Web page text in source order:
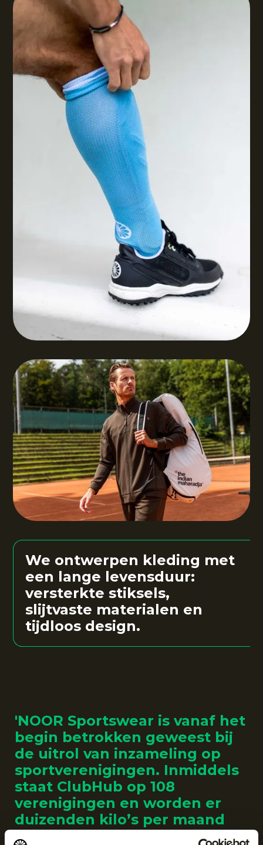
We ontwerpen kleding met
een lange levensduur:
versterkte stiksels,
slijtvaste materialen en
tijdloos design.
'NOOR Sportswear is vanaf het
begin betrokken geweest bij
de uitrol van inzameling op
sportverenigingen. Inmiddels
staat ClubHub op 108
verenigingen en worden er
duizenden kilo’s per maand
ingezameld en verwerkt.'